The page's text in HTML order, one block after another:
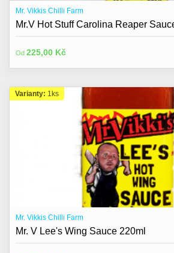
Mr. Vikkis Chilli Farm
Mr.V Hot Stuff Carolina Reaper
Od 225,00 Kč
Varianty: 1ks
Mr. Vikkis Chilli Farm
Mr. V Lee's Wing Sauce 220ml